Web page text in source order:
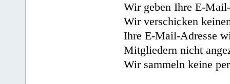
Wir geben Ihre E-
Wir verschicken
Ihre E-Mail-Adresse
Mitgliedern nicht
Wir sammeln keine